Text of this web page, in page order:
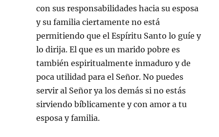
con sus responsabilidades hacia su esposa
y su familia ciertamente no está
permitiendo que el Espíritu Santo lo guíe y
lo dirija. El que es un marido pobre es
también espiritualmente inmaduro y de
poca utilidad para el Señor. No puedes
servir al Señor ya los demás si no estás
sirviendo bíblicamente y con amor a tu
esposa y familia.